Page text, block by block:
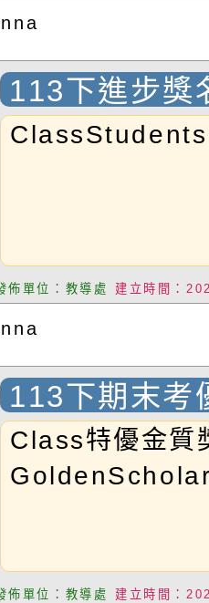
113下進步獎
佈單位：教導處 建立時間：
113下期末考
Class特優金
佈單位：教導處 建立時間：